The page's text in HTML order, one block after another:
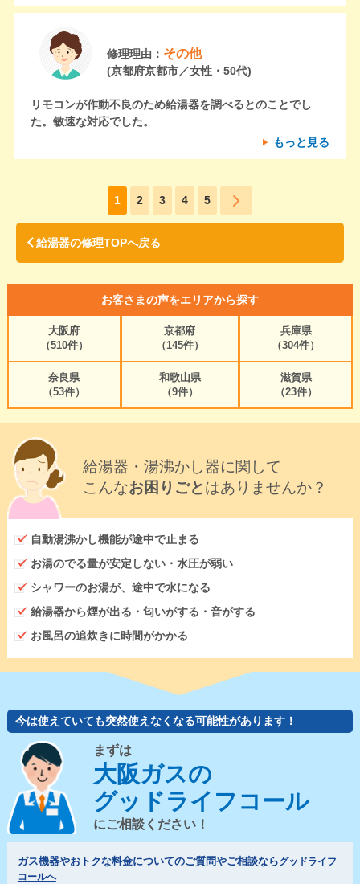
修理理由： その他
(京都府京都市／女性・50代)
リモコンが作動不良のため給湯器を調べるとのことでし
た。敏速な対応でした。
もっと見る
1 2 3 4 5
給湯器の修理TOPへ戻る
お客さまの声をエリアから探す
大阪府
（510件）
京都府
（145件）
兵庫県
（304件）
奈良県
（53件）
和歌山県
（9件）
滋賀県
（23件）
給湯器・湯沸かし器に関して
こんなお困りごとはありませんか？
自動湯沸かし機能が途中で止まる
お湯のでる量が安定しない・水圧が弱い
シャワーのお湯が、途中で水になる
給湯器から煙が出る・匂いがする・音がする
お風呂の追炊きに時間がかかる
今は使えていても突然使えなくなる可能性があります！
まずは
大阪ガスの
グッドライフコール
にご相談ください！
ガス機器やおトクな料金についてのご質問やご相談ならグッドライフ
コールへ